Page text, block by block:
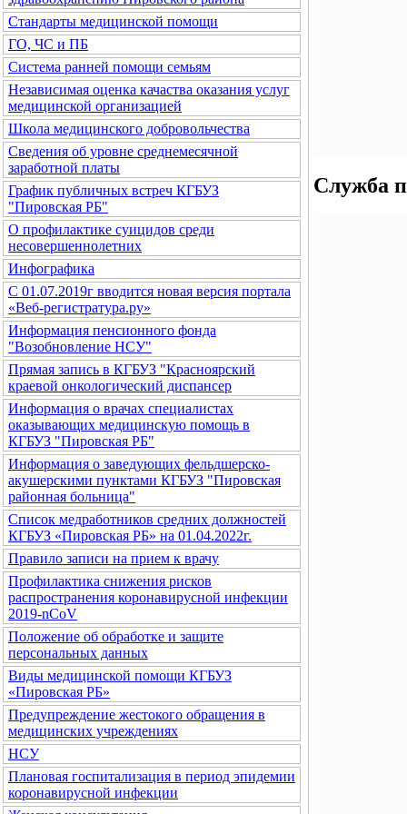
Стандарты медицинской помощи
ГО, ЧС и ПБ
Система ранней помощи семьям
Независимая оценка качаства оказания услуг
медицинской организацией
Школа медицинского добровольчества
Сведения об уровне среднемесячной
заработной платы
График публичных встреч КГБУЗ
"Пировская РБ"
О профилактике суицидов среди
несовершеннолетних
Инфографика
С 01.07.2019г вводится новая версия портала
«Веб-регистратура.ру»
Информация пенсионного фонда
"Возобновление НСУ"
Прямая запись в КГБУЗ "Красноярский
краевой онкологический диспансер
Информация о врачах специалистах
оказывающих медицинскую помощь в
КГБУЗ "Пировская РБ"
Информация о заведующих фельдшерско-
акушерскими пунктами КГБУЗ "Пировская
районная больница"
Список медработников средних должностей
КГБУЗ «Пировская РБ» на 01.04.2022г.
Правило записи на прием к врачу
Профилактика снижения рисков
распространения коронавирусной инфекции
2019-nCoV
Положение об обработке и защите
персональных данных
Виды медицинской помощи КГБУЗ
«Пировская РБ»
Предупреждение жестокого обращения в
медицинских учреждениях
НСУ
Плановая госпитализация в период эпидемии
коронавирусной инфекции
Служба